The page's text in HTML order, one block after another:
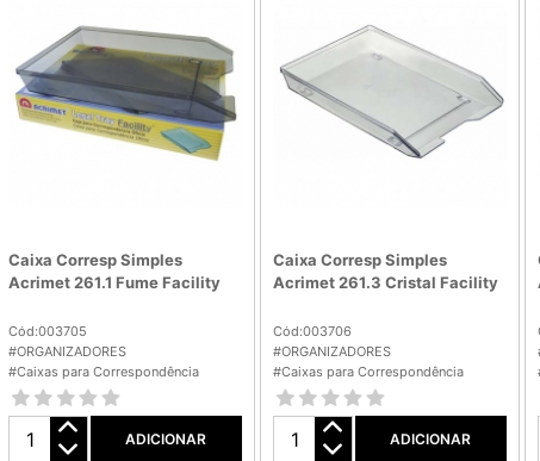
Caixa Corresp Simples
Acrimet 261.1 Fume Facility
Cód:003705
#ORGANIZADORES
#Caixas para Correspondência
ADICIONAR
Caixa Corresp Simples
Acrimet 261.3 Cristal Facility
Cód:003706
#ORGANIZADORES
#Caixas para Correspondência
ADICIONAR